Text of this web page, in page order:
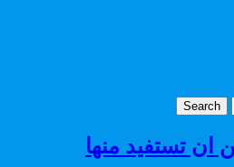
ان تستفيد منها